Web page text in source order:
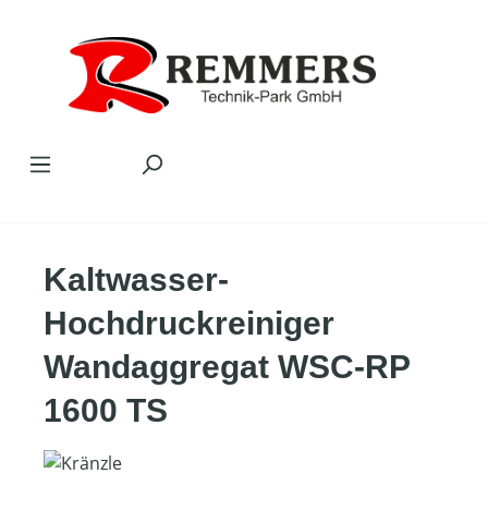
Kaltwasser-
Hochdruckreiniger
Wandaggregat WSC-RP
1600 TS